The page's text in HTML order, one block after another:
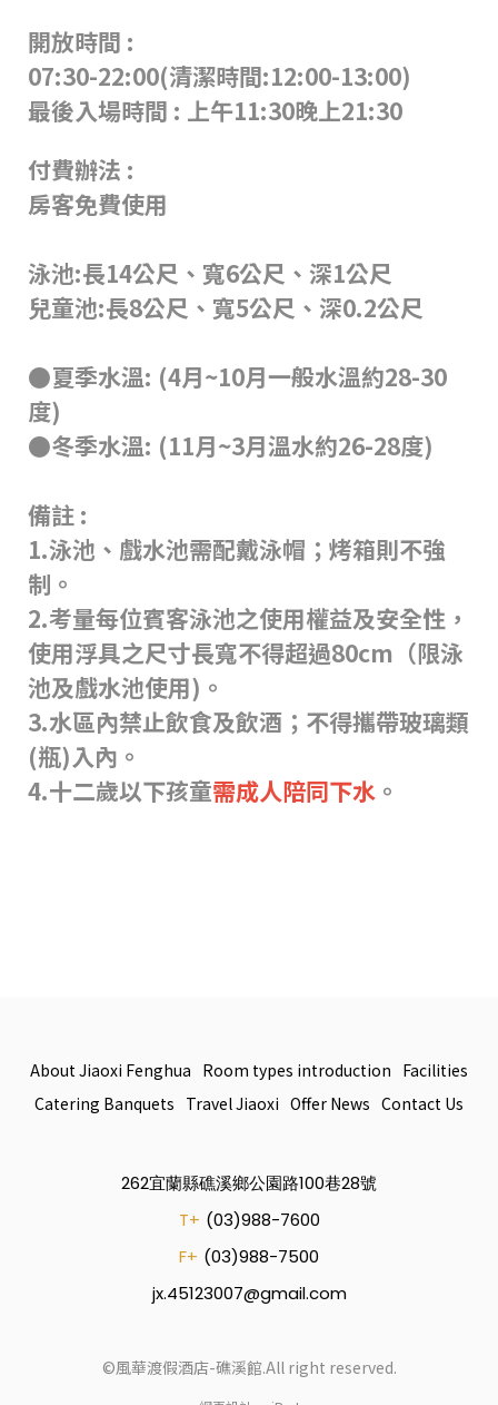
開放時間 :
07:30-22:00(清潔時間:12:00-13:00)
最後入場時間 : 上午11:30晚上21:30
付費辦法 :
房客免費使用
泳池:長14公尺、寬6公尺、深1公尺
兒童池:長8公尺、寬5公尺、深0.2公尺
●夏季水溫: (4月~10月一般水溫約28-30
度)
●冬季水溫: (11月~3月溫水約26-28度)
備註 :
1.泳池、戲水池需配戴泳帽；烤箱則不強
制。
2.考量每位賓客泳池之使用權益及安全性，
使用浮具之尺寸長寬不得超過80cm（限泳
池及戲水池使用)。
3.水區內禁止飲食及飲酒；不得攜帶玻璃類
(瓶)入內。
4.十二歲以下孩童需成人陪同下水 。
About Jiaoxi Fenghua Room types introduction Facilities
Catering Banquets Travel Jiaoxi Offer News Contact Us
262宜蘭縣礁溪鄉公園路100巷28號
T+ (03)988-7600
F+ (03)988-7500
jx.45123007@gmail.com
©風華渡假酒店-礁溪館.All right reserved.